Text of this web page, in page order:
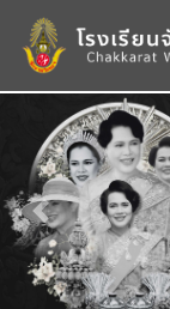
Previous